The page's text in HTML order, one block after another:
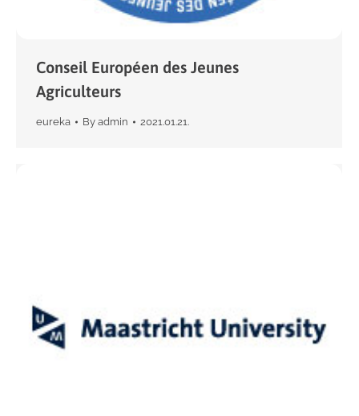
Conseil Européen des Jeunes
Agriculteurs
eureka By admin 2021.01.21.